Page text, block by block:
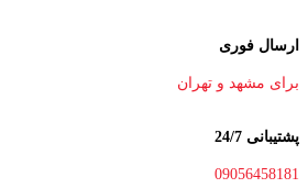
ارسال فوری
برای مشهد و تهران
پشتیبانی 24/7
09056458181